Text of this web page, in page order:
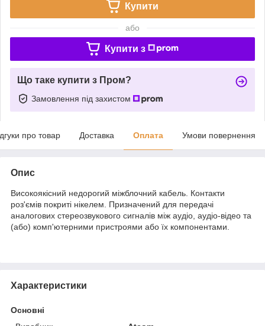
Купити
або
Купити з
Що таке купити з Пром?
Замовлення під захистом
про товар Доставка Оплата Умови повернення
Опис
Високоякісний недорогий міжблочний кабель. Контакти
роз'ємів покриті нікелем. Призначений для передачі
аналогових стереозвукового сигналів між аудіо, аудіо-відео та
(або) комп'ютерними пристроями або їх компонентами.
Характеристики
Основні